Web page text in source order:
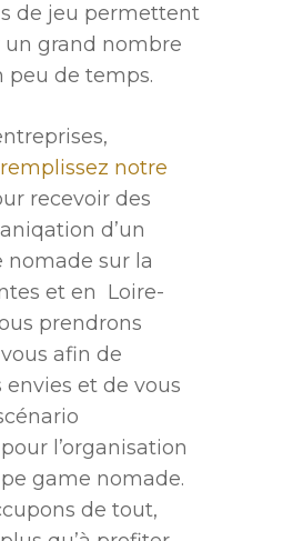
de jeu permettent
un grand nombre
peu de temps.
remplissez notre
recevoir des
d’un
nomade sur la
et en Loire-
prendrons
afin de
et de vous
l’organisation
game nomade.
de tout,